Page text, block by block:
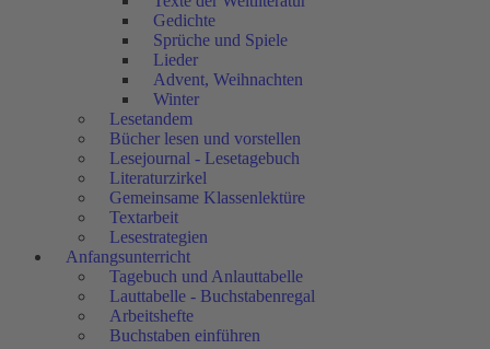
Gedichte
Sprüche und Spiele
Lieder
Advent, Weihnachten
Winter
Lesetandem
Bücher lesen und vorstellen
Lesejournal - Lesetagebuch
Literaturzirkel
Gemeinsame Klassenlektüre
Textarbeit
Lesestrategien
Anfangsunterricht
Tagebuch und Anlauttabelle
Lauttabelle - Buchstabenregal
Arbeitshefte
Buchstaben einführen